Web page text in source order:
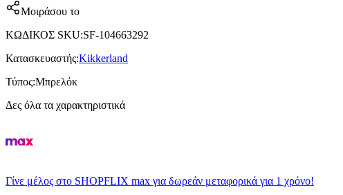
Μοιράσου το
ΚΩΔΙΚΟΣ SKU:SF-104663292
Κατασκευαστής:Kikkerland
Τύπος:Μπρελόκ
Δες όλα τα χαρακτηριστικά
Γίνε μέλος στο SHOPFLIX max για δωρεάν μεταφορικά για 1 χρόνο!